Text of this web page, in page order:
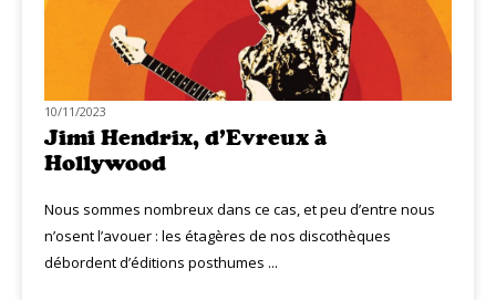
10/11/2023
Jimi Hendrix, d’Evreux à
Hollywood
Nous sommes nombreux dans ce cas, et peu d’entre nous
n’osent l’avouer : les étagères de nos discothèques
débordent d’éditions posthumes ...